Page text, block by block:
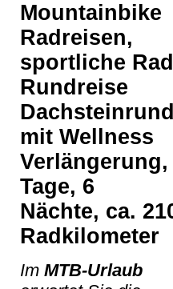
Mountainbike
Radreisen,
sportliche
Rundreise
mit Wellness
Verlängerung,
Tage, 6
Nächte, ca.
Radkilometer
Im MTB-Urlaub